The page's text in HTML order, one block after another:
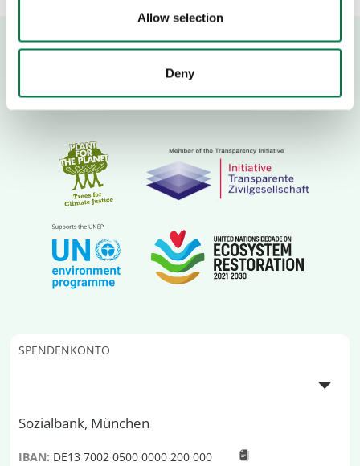
Allow selection
Deny
SPENDENKONTO
Sozialbank, München
IBAN: DE13 7002 0500 0000 200 000